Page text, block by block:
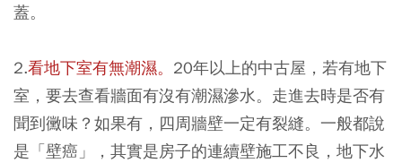
蓋。
2.看地下室有無潮濕。 20年以上的中古屋，若有地下
室，要去查看牆面有沒有潮濕滲水。走進去時是否有
聞到黴味？如果有，四周牆壁一定有裂縫。一般都說
是「壁癌」，其實是房子的連續壁施工不良，地下水